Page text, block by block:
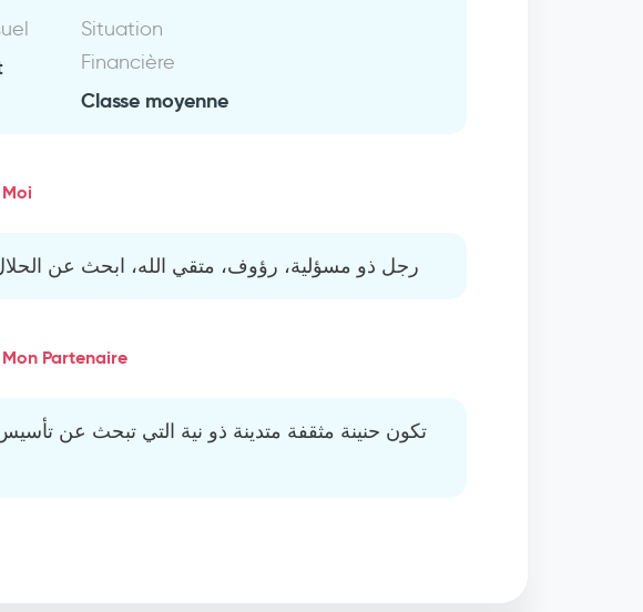
Situation
Financière
Classe moyenne
رجل ذو مسؤلية، رؤوف، متقي الله، ابحث عن الحلال
Partenaire
تكون حنينة مثقفة متدينة ذو نية التي تبحث عن